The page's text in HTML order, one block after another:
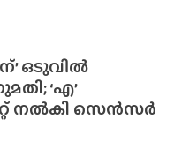
ഒടുവിൽ
‘എ’
നൽകി സെൻസർ